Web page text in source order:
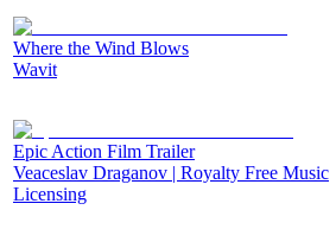
Where the Wind Blows
Wavit
Epic Action Film Trailer
Veaceslav Draganov | Royalty Free Music
Licensing